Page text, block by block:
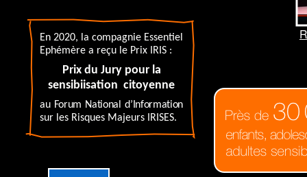
En 2020, la compagnie Essentiel
Ephémère a reçu le Prix IRIS :
Prix du Jury pour la
sensibiisation citoyenne
au Forum National d’Information
sur les Risques Majeurs IRISES.